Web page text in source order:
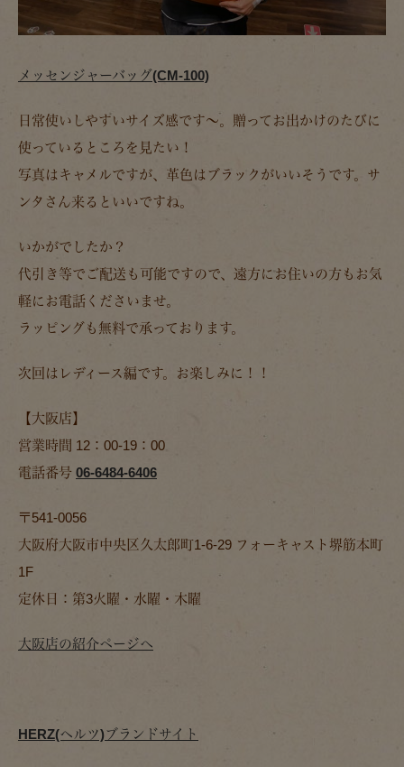
メッセンジャーバッグ(CM-100)
日常使いしやすいサイズ感です～。贈ってお出かけのたびに
使っているところを見たい！
写真はキャメルですが、革色はブラックがいいそうです。サ
ンタさん来るといいですね。
いかがでしたか？
代引き等でご配送も可能ですので、遠方にお住いの方もお気
軽にお電話くださいませ。
ラッピングも無料で承っております。
次回はレディース編です。お楽しみに！！
【大阪店】
営業時間 12：00-19：00
電話番号 06-6484-6406
〒541-0056
大阪府大阪市中央区久太郎町1-6-29 フォーキャスト堺筋本町
1F
定休日：第3火曜・水曜・木曜
大阪店の紹介ページへ
HERZ(ヘルツ)ブランドサイト